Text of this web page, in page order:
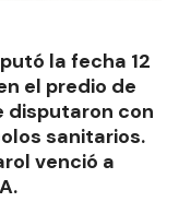
la fecha 12
el predio de
disputaron con
sanitarios.
venció a